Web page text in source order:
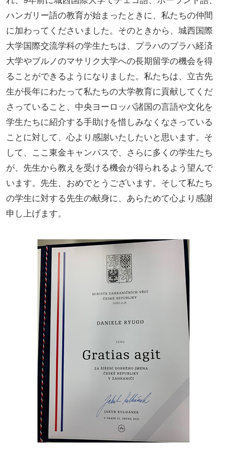
ハンガリー語の教育が始まったときに、私たちの仲間
に加わってくださいました。そのときから、城西国際
大学国際交流学科の学生たちは、プラハのプラハ経済
大学やブルノのマサリク大学への長期留学の機会を得
ることができるようになりました。私たちは、立古先
生が長年にわたって私たちの大学教育に貢献してくだ
さっていること、中央ヨーロッパ諸国の言語や文化を
学生たちに紹介する手助けを惜しみなくなさっている
ことに対して、心より感謝いたしたいと思います。そ
して、ここ東金キャンパスで、さらに多くの学生たち
が、先生から教えを受ける機会が得られるよう望んで
います。先生、おめでとうございます。そして私たち
の学生に対する先生の献身に、あらためて心より感謝
申し上げます。